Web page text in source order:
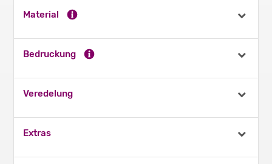
Material
Bedruckung
Veredelung
Extras